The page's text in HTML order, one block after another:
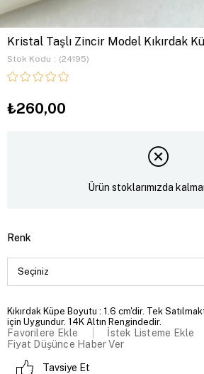
Kristal Taşlı Zincir Model Kıkırdak
Stok Kodu (24195)
₺260,00
Ürün stoklarımızda
Renk
Kıkırdak Küpe Boyutu : 1.6 cm'dir. Tek
için Uygundur. 14K Altın Rengindedir.
Favorilere Ekle
İstek Listeme Ekle
Fiyat Düşünce Haber Ver
Tavsiye Et